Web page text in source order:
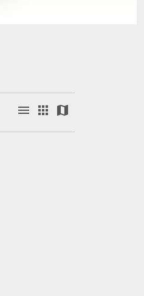
menu apps map